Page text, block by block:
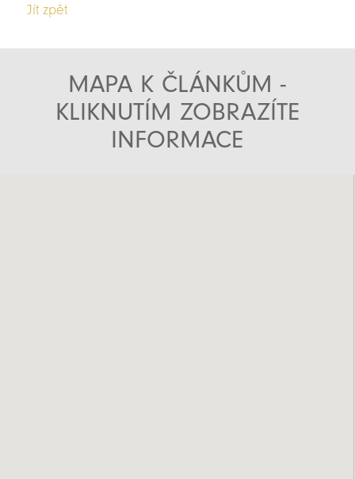
Jít zpět
MAPA K ČLÁNKŮM -
KLIKNUTÍM ZOBRAZÍTE
INFORMACE